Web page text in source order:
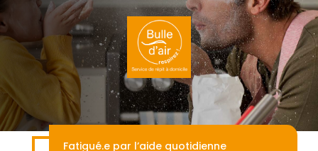
Fatigué.e par l’aide quotidienne